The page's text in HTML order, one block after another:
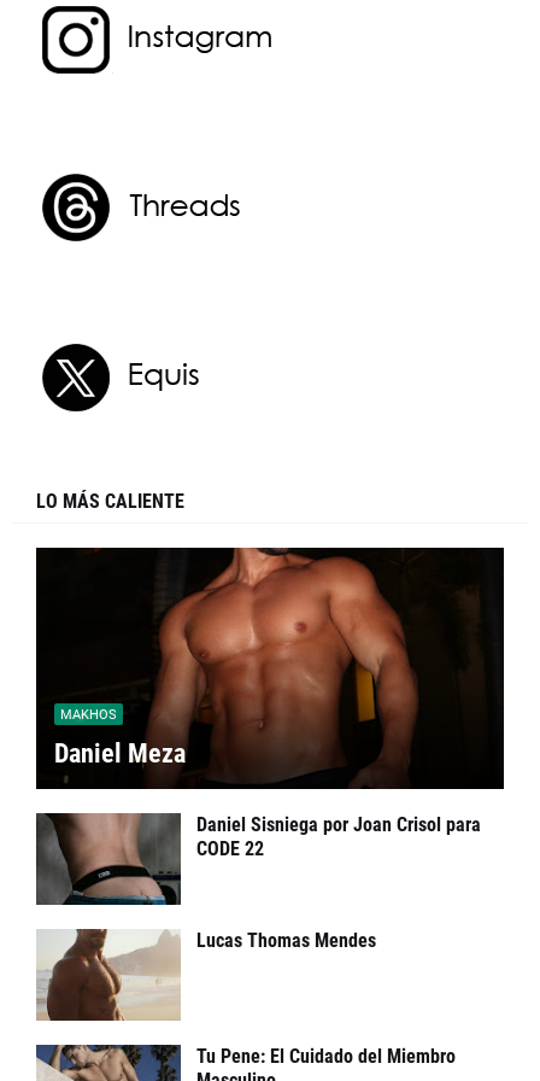
LO MÁS CALIENTE
MAKHOS
Daniel Meza
Daniel Sisniega por Joan Crisol para
CODE 22
Lucas Thomas Mendes
Tu Pene: El Cuidado del Miembro